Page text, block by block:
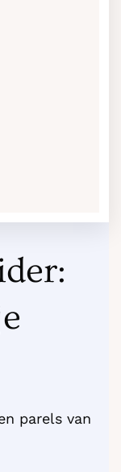
parels van